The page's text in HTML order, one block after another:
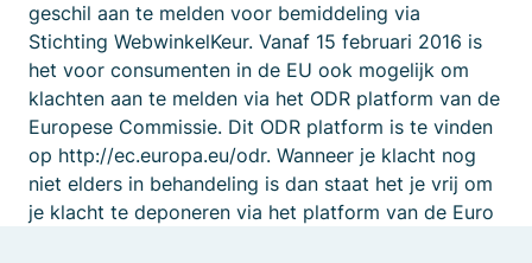
geschil aan te melden voor bemiddeling via
Stichting WebwinkelKeur. Vanaf 15 februari 2016 is
het voor consumenten in de EU ook mogelijk om
klachten aan te melden via het ODR platform van de
Europese Commissie. Dit ODR platform is te vinden
op http://ec.europa.eu/odr. Wanneer je klacht nog
niet elders in behandeling is dan staat het je vrij om
je klacht te deponeren via het platform van de Euro